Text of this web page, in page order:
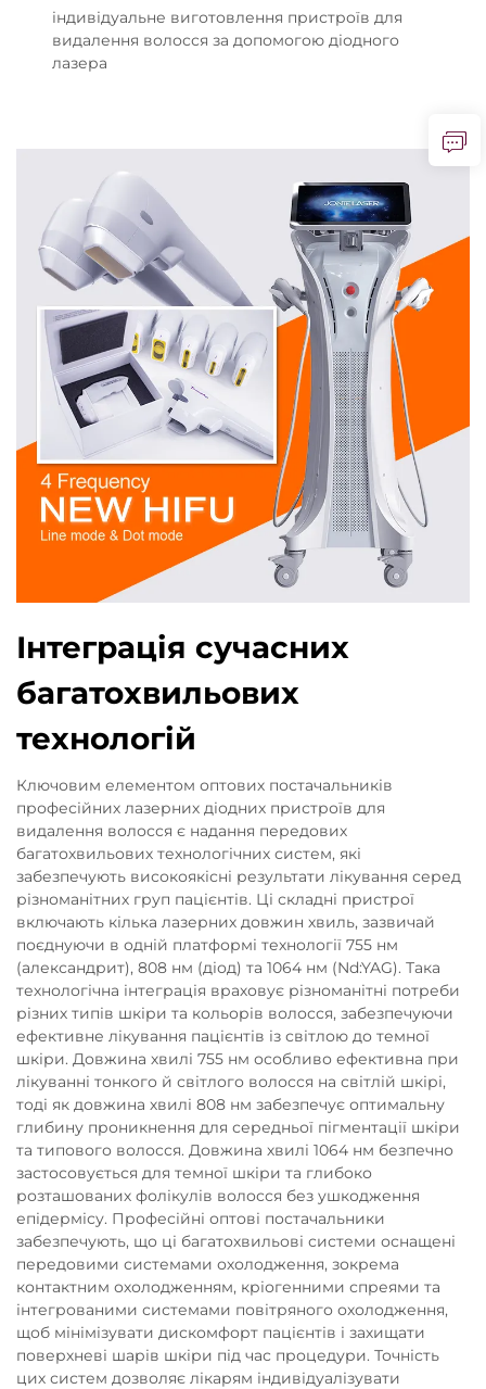
індивідуальне виготовлення пристроїв для
видалення волосся за допомогою діодного
лазера
Інтеграція сучасних
багатохвильових
технологій
Ключовим елементом оптових постачальників
професійних лазерних діодних пристроїв для
видалення волосся є надання передових
багатохвильових технологічних систем, які
забезпечують високоякісні результати лікування серед
різноманітних груп пацієнтів. Ці складні пристрої
включають кілька лазерних довжин хвиль, зазвичай
поєднуючи в одній платформі технології 755 нм
(александрит), 808 нм (діод) та 1064 нм (Nd:YAG). Така
технологічна інтеграція враховує різноманітні потреби
різних типів шкіри та кольорів волосся, забезпечуючи
ефективне лікування пацієнтів із світлою до темної
шкіри. Довжина хвилі 755 нм особливо ефективна при
лікуванні тонкого й світлого волосся на світлій шкірі,
тоді як довжина хвилі 808 нм забезпечує оптимальну
глибину проникнення для середньої пігментації шкіри
та типового волосся. Довжина хвилі 1064 нм безпечно
застосовується для темної шкіри та глибоко
розташованих фолікулів волосся без ушкодження
епідермісу. Професійні оптові постачальники
забезпечують, що ці багатохвильові системи оснащені
передовими системами охолодження, зокрема
контактним охолодженням, кріогенними спреями та
інтегрованими системами повітряного охолодження,
щоб мінімізувати дискомфорт пацієнтів і захищати
поверхневі шарів шкіри під час процедури. Точність
цих систем дозволяє лікарям індивідуалізувати